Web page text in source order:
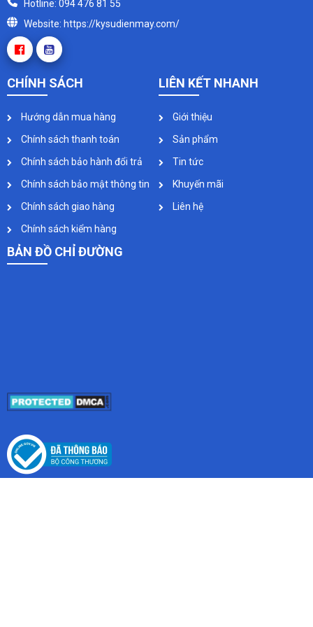
Hotline: 094 476 81 55
Website: https://kysudienmay.com/
CHÍNH SÁCH
Hướng dẫn mua hàng
Chính sách thanh toán
Chính sách bảo hành đổi trả
Chính sách bảo mật thông tin
Chính sách giao hàng
Chính sách kiểm hàng
LIÊN KẾT NHANH
Giới thiệu
Sản phẩm
Tin tức
Khuyến mãi
Liên hệ
BẢN ĐỒ CHỈ ĐƯỜNG